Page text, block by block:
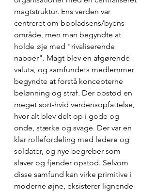
magtstruktur. Ens verden var
centreret om bopladsens/byens
område, men man begyndte at
holde øje med "rivaliserende
naboer". Magt blev en afgørende
valuta, og samfundets medlemmer
begyndte at forstå koncepterne
belønning og straf. Der opstod en
meget sort-hvid verdensopfattelse,
hvor alt blev delt op i gode og
onde, stærke og svage. Der var en
klar rollefordeling med ledere og
soldater, og nye begreber som
slaver og fjender opstod. Selvom
disse samfund kan virke primitive i
moderne øjne, eksisterer lignende